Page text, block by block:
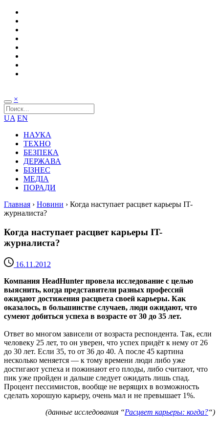
×
UA EN
НАУКА
ТЕХНО
БЕЗПЕКА
ДЕРЖАВА
БІЗНЕС
МЕДІА
ПОРАДИ
Главная › Новини › Когда наступает расцвет карьеры IT-
журналиста?
Когда наступает расцвет карьеры IT-
журналиста?
16.11.2012
Компания HeadHunter провела исследование с целью
выяснить, когда представители разных профессий
ожидают достижения расцвета своей карьеры. Как
оказалось, в большинстве случаев, люди ожидают, что
сумеют добиться успеха в возрасте от 30 до 35 лет.
Ответ во многом зависели от возраста респондента. Так, если
человеку 25 лет, то он уверен, что успех придёт к нему от 26
до 30 лет. Если 35, то от 36 до 40. А после 45 картина
несколько меняется — к тому времени люди либо уже
достигают успеха и пожинают его плоды, либо считают, что
пик уже пройден и дальше следует ожидать лишь спад.
Процент пессимистов, вообще не верящих в возможность
сделать хорошую карьеру, очень мал и не превышает 1%.
(данные исследования “Расцвет карьеры: когда?“)